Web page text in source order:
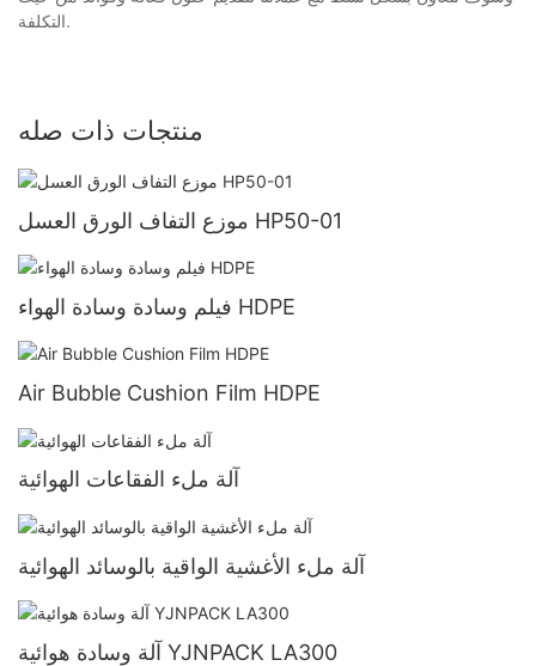
التكلفة.
منتجات ذات صله
موزع التفاف الورق العسل HP50-01
فيلم وسادة وسادة الهواء HDPE
Air Bubble Cushion Film HDPE
آلة ملء الفقاعات الهوائية
آلة ملء الأغشية الواقية بالوسائد الهوائية
آلة وسادة هوائية YJNPACK LA300